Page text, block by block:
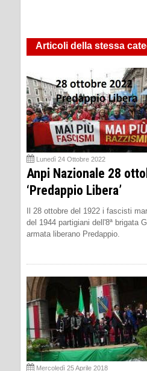
Articoli della stessa
Lunedì 24 Ottobre 2022
Anpi Nazionale 28
‘Predappio Libera’
Il 28 ottobre del 1922 i fascisti
del 1944 partigiani dell'8ª brigata
armata liberano Predappio.
Mercoledì 25 Aprile 2018